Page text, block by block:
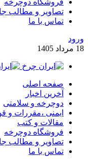
فروشگاه دوچرخه
تصاویر و مطالب
تماس با ما
ورود
18 مرداد 1405
صفحه اصلی
آخرین اخبار
دوچرخه و سلامتی
ایمنی ،مقررات و
مقالات و کتب
فروشگاه دوچرخه
تصاویر و مطالب
تماس با ما